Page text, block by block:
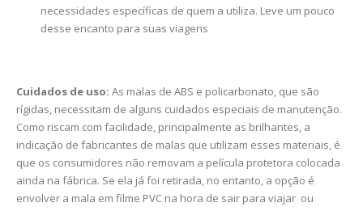
necessidades específicas de quem a utiliza. Leve um pouco
desse encanto para suas viagens
Cuidados de uso: As malas de ABS e policarbonato, que são
rígidas, necessitam de alguns cuidados especiais de manutenção.
Como riscam com facilidade, principalmente as brilhantes, a
indicação de fabricantes de malas que utilizam esses materiais, é
que os consumidores não removam a película protetora colocada
ainda na fábrica. Se ela já foi retirada, no entanto, a opção é
envolver a mala em filme PVC na hora de sair para viajar ou